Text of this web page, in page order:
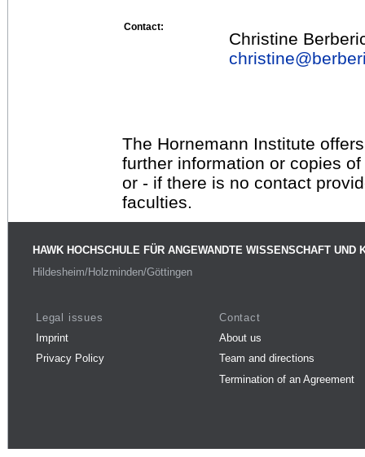
Contact:
Christine
christine@
The Hornemann Institute
further information or copies
or - if there is no contact
faculties.
HAWK HOCHSCHULE FÜR ANGEWANDTE WISSENSCHAFT UND
Hildesheim/Holzminden/Göttingen
Legal issues
Imprint
Privacy Policy
Contact
About us
Team and directions
Termination of an Agreement